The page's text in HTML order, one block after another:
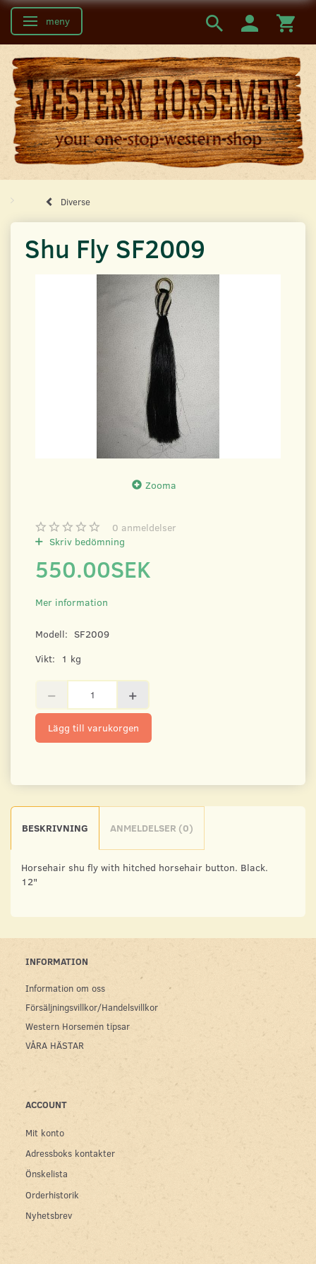
Ändra navigering
meny
Diverse
Shu Fly SF2009
Zooma
0 anmeldelser
Skriv bedömning
550.00SEK
Mer information
Modell: SF2009
Vikt:
1 kg
Lägg till varukorgen
BESKRIVNING ANMELDELSER (0)
Horsehair shu fly with hitched horsehair button. Black.
12"
INFORMATION
Information om oss
Försäljningsvillkor/Handelsvillkor
Western Horsemen tipsar
VÅRA HÄSTAR
ACCOUNT
Mit konto
Adressboks kontakter
Önskelista
Orderhistorik
Nyhetsbrev